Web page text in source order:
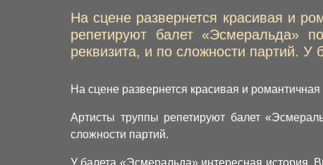
На сцене развернется красивая и
репетируют балет «Эсмеральда»
реквизита, и по сложности партий.
На сцене развернется красивая и
Артисты труппы репетируют балет
сложности партий.
У балета «Эсмеральда» интересная история.